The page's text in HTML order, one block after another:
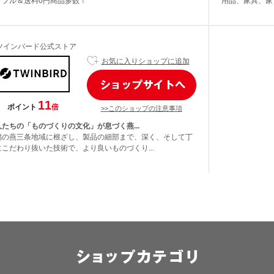
インバード公式ストア
ポイント 11倍
お気に入りショップに追加
>>このショップの注意事項
たちの「ものづくりの文化」が息づく燕...
の燕三条地域に根ざし、製品の細部まで、深く、そして丁
こだわり抜いた技術で、より良いものづくり...